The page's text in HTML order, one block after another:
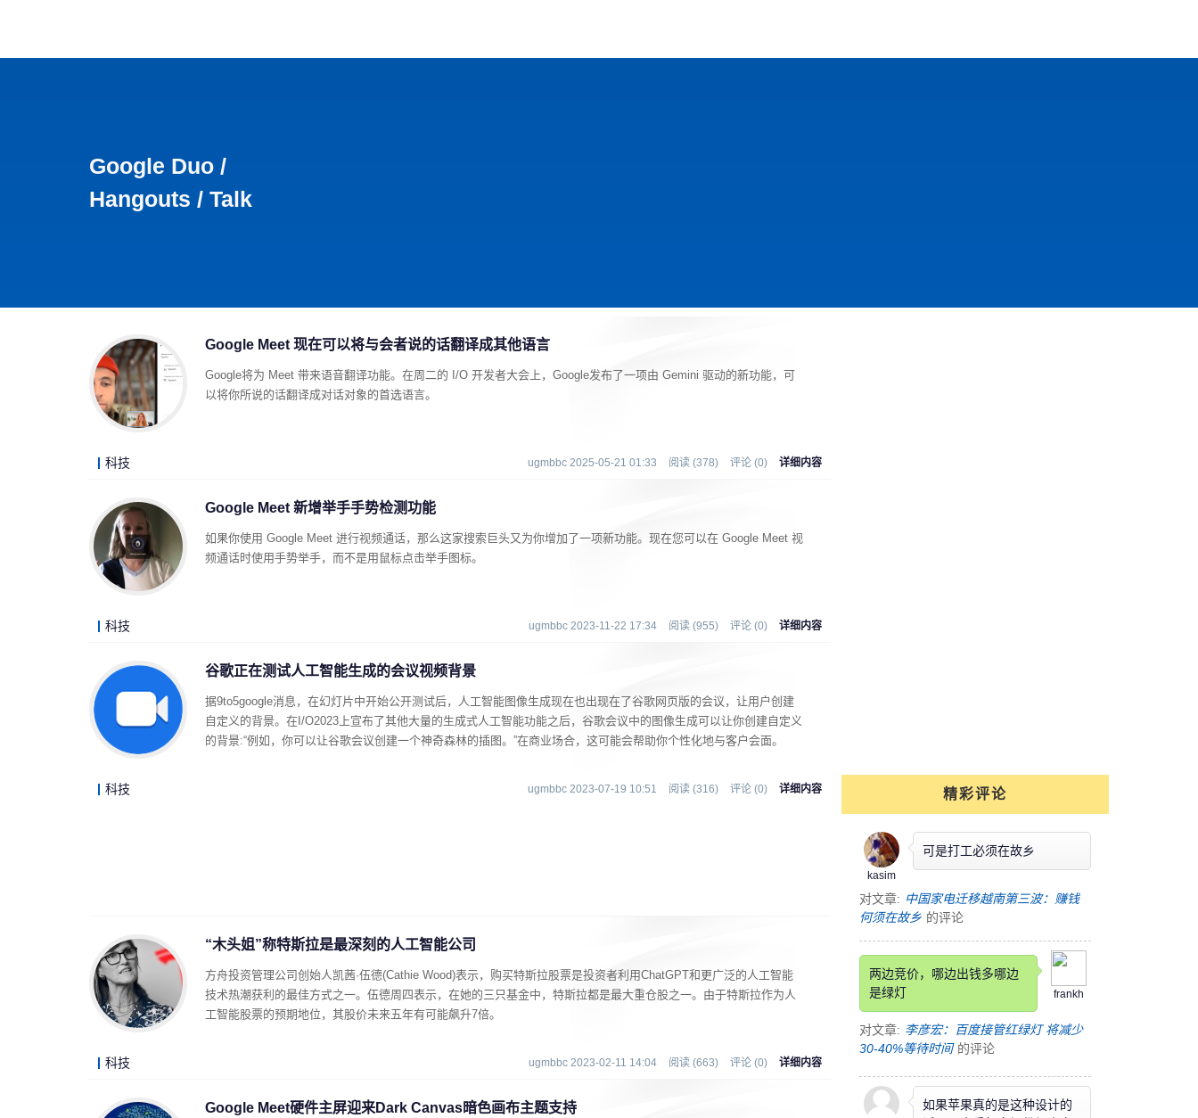
Google Duo /
Hangouts / Talk
Google Meet 现在可以将与会者说的话翻译成其他语言
Google将为 Meet 带来语音翻译功能。在周二的 I/O 开发者大会上，Google发布了一项由 Gemini 驱动的新功能，可
以将你所说的话翻译成对话对象的首选语言。
科技 ugmbbc 2025-05-21 01:33 阅读 (378) 评论 (0) 详细内容
Google Meet 新增举手手势检测功能
如果你使用 Google Meet 进行视频通话，那么这家搜索巨头又为你增加了一项新功能。现在您可以在 Google Meet 视
频通话时使用手势举手，而不是用鼠标点击举手图标。
科技 ugmbbc 2023-11-22 17:34 阅读 (955) 评论 (0) 详细内容
谷歌正在测试人工智能生成的会议视频背景
据9to5google消息，在幻灯片中开始公开测试后，人工智能图像生成现在也出现在了谷歌网页版的会议，让用户创建
自定义的背景。在I/O2023上宣布了其他大量的生成式人工智能功能之后，谷歌会议中的图像生成可以让你创建自定义
的背景:“例如，你可以让谷歌会议创建一个神奇森林的插图。”在商业场合，这可能会帮助你个性化地与客户会面。
科技 ugmbbc 2023-07-19 10:51 阅读 (316) 评论 (0) 详细内容
“木头姐”称特斯拉是最深刻的人工智能公司
方舟投资管理公司创始人凯茜·伍德(Cathie Wood)表示，购买特斯拉股票是投资者利用ChatGPT和更广泛的人工智能
技术热潮获利的最佳方式之一。伍德周四表示，在她的三只基金中，特斯拉都是最大重仓股之一。由于特斯拉作为人
工智能股票的预期地位，其股价未来五年有可能飙升7倍。
科技 ugmbbc 2023-02-11 14:04 阅读 (663) 评论 (0) 详细内容
Google Meet硬件主屏迎来Dark Canvas暗色画布主题支持
精彩评论
kasim
可是打工必须在故乡
对文章: 中国家电迁移越南第三波：赚钱
何须在故乡 的评论
frankh
两边竞价，哪边出钱多哪边
是绿灯
对文章: 李彦宏：百度接管红绿灯 将减少
30-40%等待时间 的评论
如果苹果真的是这种设计的